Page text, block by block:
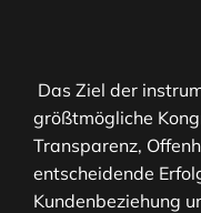
Das Ziel der
größtmögliche
Transparenz,
entscheidende
Kundenbeziehung